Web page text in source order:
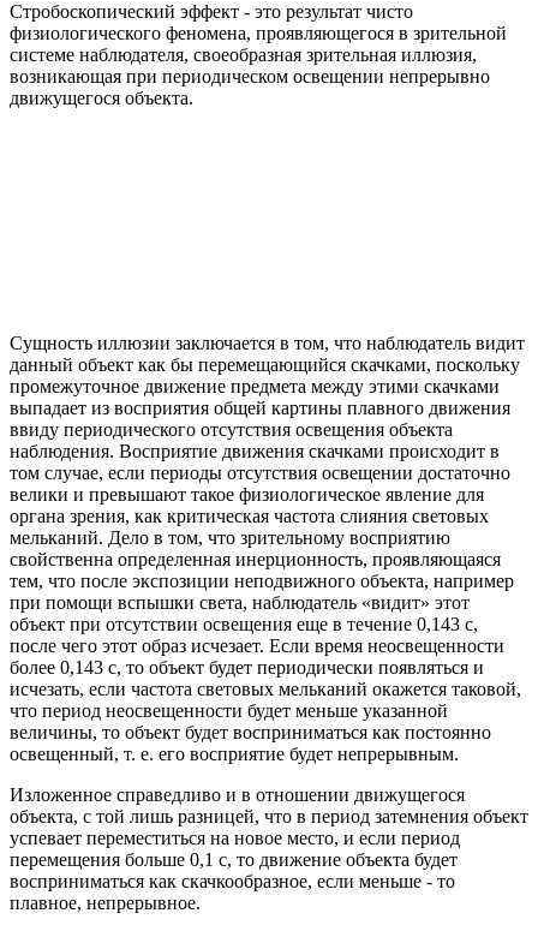
Стробоскопический эффект - это результат чисто
физиологического феномена, проявляющегося в зрительной
системе наблюдателя, своеобразная зрительная иллюзия,
возникающая при периодическом освещении непрерывно
движущегося объекта.
Сущность иллюзии заключается в том, что наблюдатель видит
данный объект как бы перемещающийся скачками, поскольку
промежуточное движение предмета между этими скачками
выпадает из восприятия общей картины плавного движения
ввиду периодического отсутствия освещения объекта
наблюдения. Восприятие движения скачками происходит в
том случае, если периоды отсутствия освещении достаточно
велики и превышают такое физиологическое явление для
органа зрения, как критическая частота слияния световых
мельканий. Дело в том, что зрительному восприятию
свойственна определенная инерционность, проявляющаяся
тем, что после экспозиции неподвижного объекта, например
при помощи вспышки света, наблюдатель «видит» этот
объект при отсутствии освещения еще в течение 0,143 с,
после чего этот образ исчезает. Если время неосвещенности
более 0,143 с, то объект будет периодически появляться и
исчезать, если частота световых мельканий окажется таковой,
что период неосвещенности будет меньше указанной
величины, то объект будет восприниматься как постоянно
освещенный, т. е. его восприятие будет непрерывным.
Изложенное справедливо и в отношении движущегося
объекта, с той лишь разницей, что в период затемнения объект
успевает переместиться на новое место, и если период
перемещения больше 0,1 с, то движение объекта будет
восприниматься как скачкообразное, если меньше - то
плавное, непрерывное.